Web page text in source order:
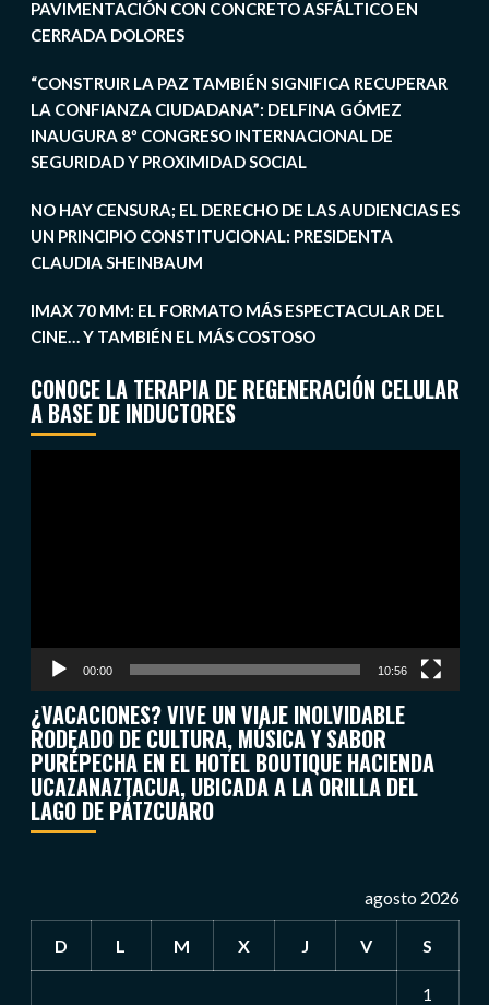
PAVIMENTACIÓN CON CONCRETO ASFÁLTICO EN
CERRADA DOLORES
“CONSTRUIR LA PAZ TAMBIÉN SIGNIFICA RECUPERAR
LA CONFIANZA CIUDADANA”: DELFINA GÓMEZ
INAUGURA 8º CONGRESO INTERNACIONAL DE
SEGURIDAD Y PROXIMIDAD SOCIAL
NO HAY CENSURA; EL DERECHO DE LAS AUDIENCIAS ES
UN PRINCIPIO CONSTITUCIONAL: PRESIDENTA
CLAUDIA SHEINBAUM
IMAX 70 MM: EL FORMATO MÁS ESPECTACULAR DEL
CINE… Y TAMBIÉN EL MÁS COSTOSO
CONOCE LA TERAPIA DE REGENERACIÓN CELULAR
A BASE DE INDUCTORES
00:00 10:56
¿VACACIONES? VIVE UN VIAJE INOLVIDABLE
RODEADO DE CULTURA, MÚSICA Y SABOR
PURÉPECHA EN EL HOTEL BOUTIQUE HACIENDA
UCAZANAZTACUA, UBICADA A LA ORILLA DEL
LAGO DE PÁTZCUARO
agosto 2026
D L M X J V S
1